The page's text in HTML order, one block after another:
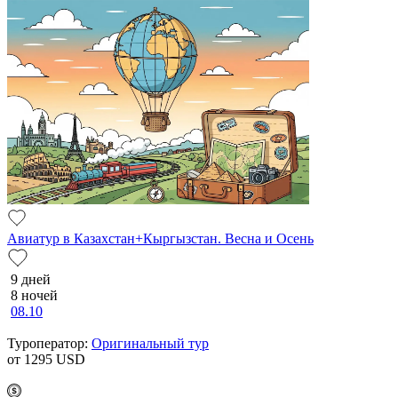
Авиатур в Казахстан+Кыргызстан. Весна и Осень
9 дней
8 ночей
08.10
Туроператор: Оригинальный тур
от 1295 USD